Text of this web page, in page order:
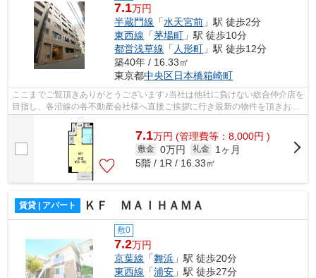
7.1万円
半蔵門線 「水天宮前 」駅 徒歩2分
東西線 「茅場町 」駅 徒歩10分
都営浅草線 「 人形町 」駅 徒歩12分
築40年 / 16.33㎡
東京都中央区日本橋箱崎町
ここまでご覧頂きありがとうございます♪当社は他社に負けない総合仲介店を
目指し、各沿線の各不動産会社様へ直接ご挨拶に行き最新の物件を頂きお客
様へ提供しております！最新の情報は...
7.1万円 (管理費等：8,000円 )
敷金 0万円 礼金
1ヶ月
5階 / 1R / 16.33㎡
賃貸 | アパート ＫＦ ＭＡＩＨＡＭＡ
敷0
7.2万円
京葉線 「舞浜 」駅 徒歩20分
東西線 「浦安 」駅 徒歩27分